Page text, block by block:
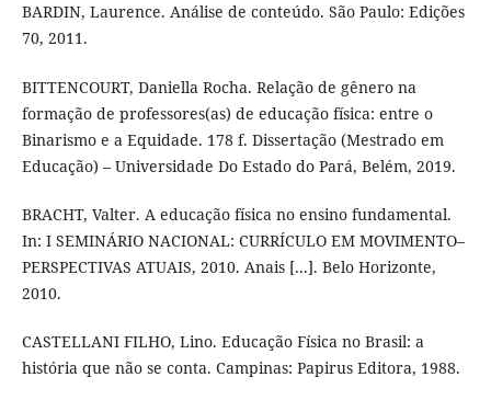
BARDIN, Laurence. Análise de conteúdo. São Paulo: Edições
70, 2011.
BITTENCOURT, Daniella Rocha. Relação de gênero na
formação de professores(as) de educação física: entre o
Binarismo e a Equidade. 178 f. Dissertação (Mestrado em
Educação) – Universidade Do Estado do Pará, Belém, 2019.
BRACHT, Valter. A educação física no ensino fundamental.
In: I SEMINÁRIO NACIONAL: CURRÍCULO EM MOVIMENTO–
PERSPECTIVAS ATUAIS, 2010. Anais [...]. Belo Horizonte,
2010.
CASTELLANI FILHO, Lino. Educação Física no Brasil: a
história que não se conta. Campinas: Papirus Editora, 1988.